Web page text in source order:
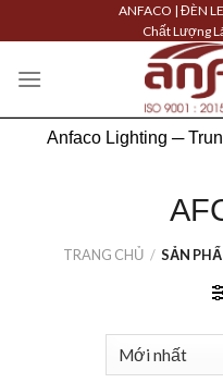
to
content
ANFACO | ĐÈN
Chất Lượng
Anfaco Lighting ─
TRANG CHỦ / SẢN